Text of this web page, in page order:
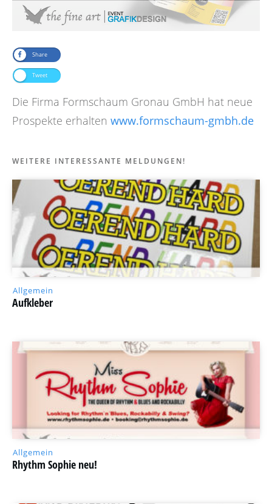
Share
Tweet
Die Firma Formschaum Gronau GmbH hat neue
Prospekte erhalten www.formschaum-gmbh.de
WEITERE INTERESSANTE MELDUNGEN!
Allgemein
Aufkleber
Allgemein
Rhythm Sophie neu!